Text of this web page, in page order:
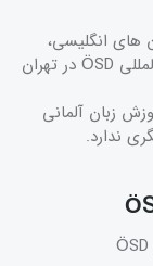
های انگلیسی،
آلمانی و همچنین مرکز برگزاری آزمون های بین المللی ÖSD در تهران
زبان آلمانی
ندارد.